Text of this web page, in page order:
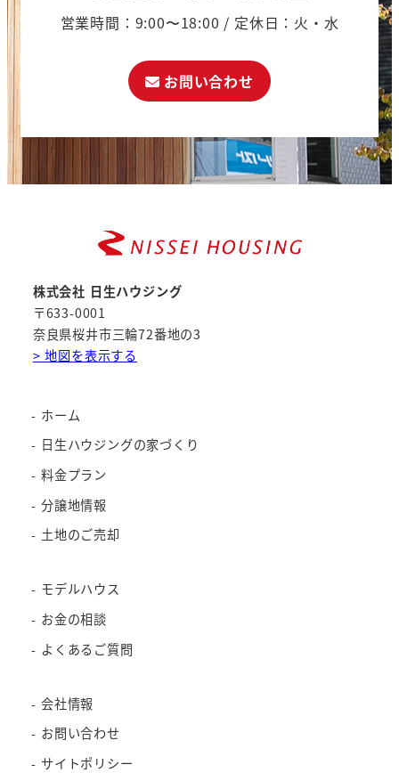
営業時間：9:00〜18:00 / 定休日：火・水
お問い合わせ
株式会社 日生ハウジング
〒633-0001
奈良県桜井市三輪72番地の3
> 地図を表示する
ホーム
日生ハウジングの家づくり
料金プラン
分譲地情報
土地のご売却
モデルハウス
お金の相談
よくあるご質問
会社情報
お問い合わせ
サイトポリシー